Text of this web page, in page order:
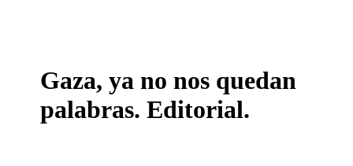
Gaza, ya no nos quedan
palabras. Editorial.